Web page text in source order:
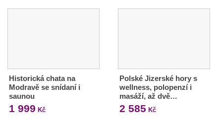
Historická chata na
Modravě se snídaní i
saunou
1 999 Kč
Polské Jizerské hory s
wellness, polopenzí i
masáží, až dvě…
2 585 Kč